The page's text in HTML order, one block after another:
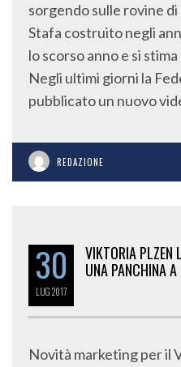
sorgendo sulle rovine
Stafa costruito negli
lo scorso anno e si
Negli ultimi giorni la
pubblicato un nuovo
REDAZIONE
30
LUG2017
VIKTORIA PLZEN
UNA PANCHINA
Novità marketing per il